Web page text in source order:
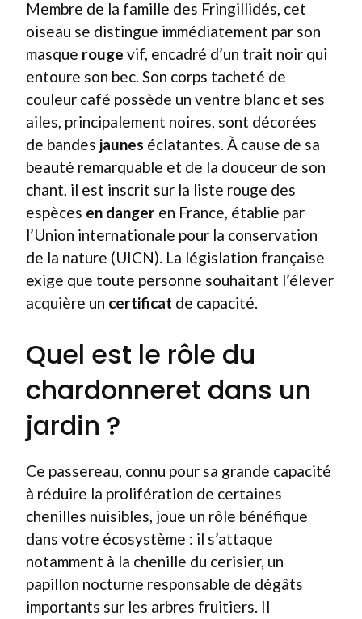
Membre de la famille des Fringillidés, cet
oiseau se distingue immédiatement par son
masque rouge vif, encadré d’un trait noir qui
entoure son bec. Son corps tacheté de
couleur café possède un ventre blanc et ses
ailes, principalement noires, sont décorées
de bandes jaunes éclatantes. À cause de sa
beauté remarquable et de la douceur de son
chant, il est inscrit sur la liste rouge des
espèces en danger en France, établie par
l’Union internationale pour la conservation
de la nature (UICN). La législation française
exige que toute personne souhaitant l’élever
acquière un certificat de capacité.
Quel est le rôle du
chardonneret dans un
jardin ?
Ce passereau, connu pour sa grande capacité
à réduire la prolifération de certaines
chenilles nuisibles, joue un rôle bénéfique
dans votre écosystème : il s’attaque
notamment à la chenille du cerisier, un
papillon nocturne responsable de dégâts
importants sur les arbres fruitiers. Il